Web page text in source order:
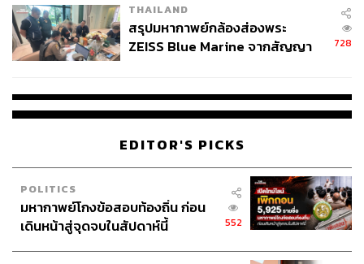
THAILAND
สรุปมหากาพย์กล้องส่องพระ
ZEISS Blue Marine จากสัญญา
จ่ายหนี้-แอบระบุแบรนด์
728
EDITOR'S PICKS
POLITICS
มหากาพย์โกงข้อสอบท้องถิ่น ก่อน
เดินหน้าสู่จุดจบในสัปดาห์นี้
552